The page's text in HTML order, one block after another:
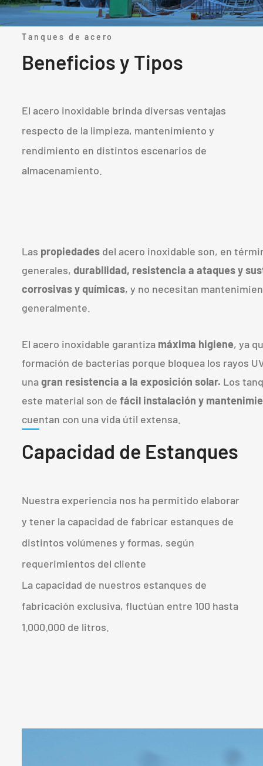
Tanques de acero
Beneficios y Tipos
El acero inoxidable brinda diversas ventajas
respecto de la limpieza, mantenimiento y
rendimiento en distintos escenarios de
almacenamiento.
Las propiedades del acero inoxidable son, en
generales,durabilidad, resistencia a ataques y
corrosivas y químicas, y no necesitan
generalmente.
El acero inoxidable garantiza máxima higiene, ya
formación de bacterias porque bloquea los rayos
unagran resistencia a la exposición solar. Los
este material son de fácil instalación y
cuentan con una vida útil extensa.
Capacidad de Estanques
Nuestra experiencia nos ha permitido elaborar
y tener la capacidad de fabricar estanques de
distintos volúmenes y formas, según
requerimientos del cliente
La capacidad de nuestros estanques de
fabricación exclusiva, fluctúan entre 100 hasta
1.000.000 de litros.